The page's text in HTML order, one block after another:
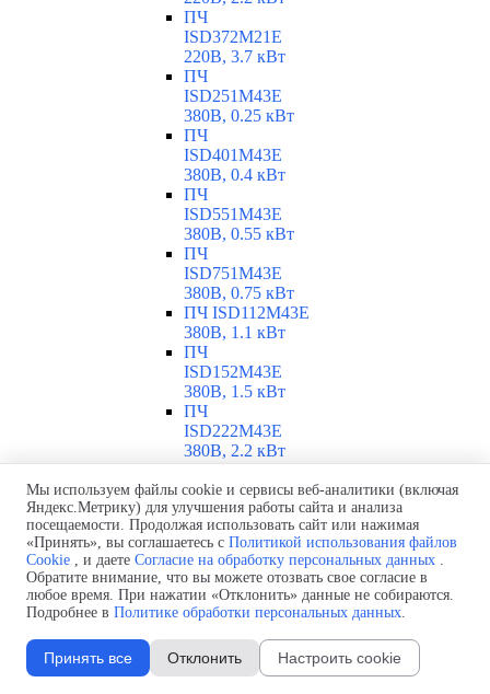
ПЧ
ISD372M21E
220В, 3.7 кВт
ПЧ
ISD251M43E
380В, 0.25 кВт
ПЧ
ISD401M43E
380В, 0.4 кВт
ПЧ
ISD551M43E
380В, 0.55 кВт
ПЧ
ISD751M43E
380В, 0.75 кВт
ПЧ ISD112M43E
380В, 1.1 кВт
ПЧ
ISD152M43E
380В, 1.5 кВт
ПЧ
ISD222M43E
380В, 2.2 кВт
ISD302M43E
380В, 3 кВт
ПЧ
ISD402M43E
380В, 4 кВт
ПЧ
ISD552M43E
ISD752M43E
Мы используем файлы cookie и сервисы веб-аналитики (включая
Яндекс.Метрику) для улучшения работы сайта и анализа
посещаемости. Продолжая использовать сайт или нажимая
«Принять», вы соглашаетесь с Политикой использования файлов
Cookie , и даете Согласие на обработку персональных данных .
Обратите внимание, что вы можете отозвать свое согласие в
любое время. При нажатии «Отклонить» данные не собираются.
Подробнее в Политике обработки персональных данных.
Принять все Отклонить Настроить cookie